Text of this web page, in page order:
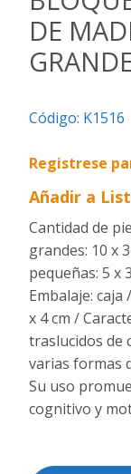
Regalos
de
fechas
DE
Código: K1516
Registrese
Añadir a
Cantidad de
grandes: 10 x
pequeñas: 5 x
Embalaje:
x 4 cm /
traslucidos de
varias formas
Su uso
cognitivo y